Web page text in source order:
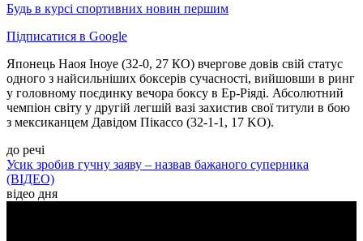
Будь в курсі спортивних новин першим
Підписатися в Google
Японець Наоя Іноуе (32-0, 27 КО) вчергове довів свій статус
одного з найсильніших боксерів сучасності, вийшовши в ринг
у головному поєдинку вечора боксу в Ер-Ріяді. Абсолютний
чемпіон світу у другій легшій вазі захистив свої титули в бою
з мексиканцем Давідом Пікассо (32-1-1, 17 KO).
до речі
Усик зробив гучну заяву – назвав бажаного суперника
(ВІДЕО)
відео дня